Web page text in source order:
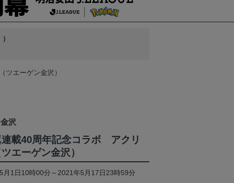
エーゲン金沢）
沢
連載40周年記念コラボ アクリ
エーゲン金沢）
月1日10時00分～2021年5月17日23時59分